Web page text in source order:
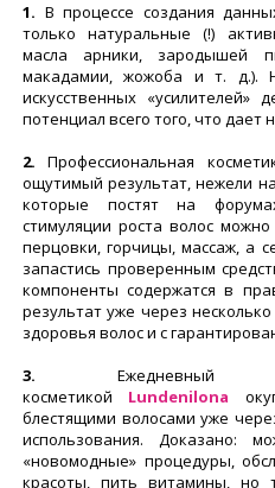
1. В процессе создания
только натуральные (!)
масла арники, зародышей
макадамии, жожоба и т. д.).
искусственных «усилителей»
потенциал всего того, что дает
2.Профессиональная
ощутимый результат, нежели
которые постят на
стимуляции роста волос
перцовки, горчицы, массаж, а
запастись проверенным
компоненты содержатся в
результат уже через
здоровья волос и с
3.
косметикой Lundenilona
блестящими волосами уже
использования. Доказано:
«новомодные» процедуры,
красоты, пить витамины, но